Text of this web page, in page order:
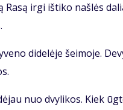
ir­gi iš­ti­ko naš­lės
di­de­lė­je šei­mo­je.
nuo dvy­li­kos. Kiek